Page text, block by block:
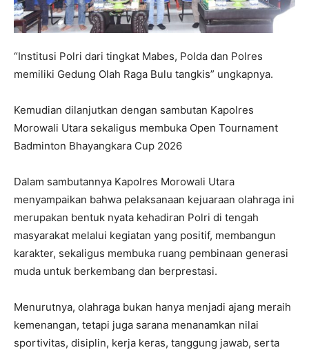
“Institusi Polri dari tingkat Mabes, Polda dan Polres
memiliki Gedung Olah Raga Bulu tangkis” ungkapnya.
Kemudian dilanjutkan dengan sambutan Kapolres
Morowali Utara sekaligus membuka Open Tournament
Badminton Bhayangkara Cup 2026
Dalam sambutannya Kapolres Morowali Utara
menyampaikan bahwa pelaksanaan kejuaraan olahraga ini
merupakan bentuk nyata kehadiran Polri di tengah
masyarakat melalui kegiatan yang positif, membangun
karakter, sekaligus membuka ruang pembinaan generasi
muda untuk berkembang dan berprestasi.
Menurutnya, olahraga bukan hanya menjadi ajang meraih
kemenangan, tetapi juga sarana menanamkan nilai
sportivitas, disiplin, kerja keras, tanggung jawab, serta